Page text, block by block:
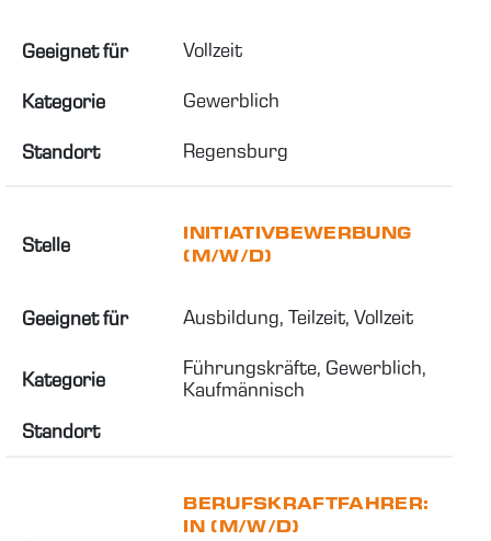
Geeignet für Vollzeit
Kategorie Gewerblich
Standort Regensburg
Stelle
INITIATIVBEWERBUNG
(M/W/D)
Geeignet für Ausbildung, Teilzeit, Vollzeit
Kategorie
Führungskräfte, Gewerblich,
Kaufmännisch
Standort
BERUFSKRAFTFAHRER:
IN (M/W/D)